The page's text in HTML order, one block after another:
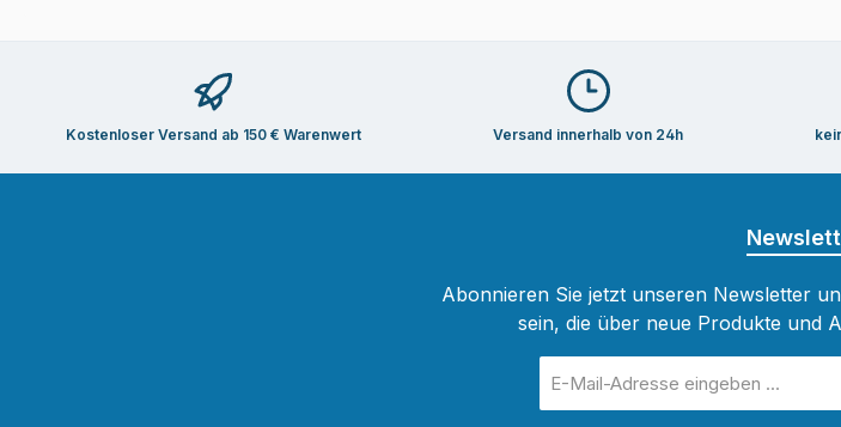
Kostenloser Versand ab 150 € Warenwert Versand innerhalb von 24h
Abonnieren Sie jetzt unseren Newsletter
sein, die über neue Produkte und
Mail-